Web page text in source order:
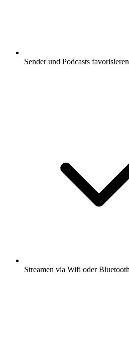
Sender und Podcasts favorisieren
Streamen via Wifi oder Bluetooth